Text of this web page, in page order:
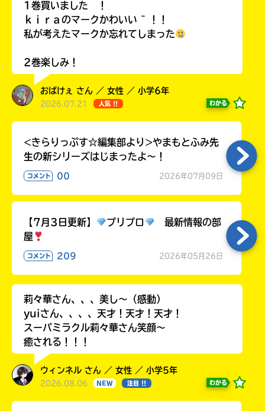
1巻買いました ！
ｋｉｒａのマークかわいい ~ ！！
私が考えたマークか忘れてしまった
2巻楽しみ！
おばけぇ さん ／ 女性 ／ 小学6年
2026.07.21 人気 !! わかる
<きらりっぷす☆編集部より>やまもとふみ先
生の新シリーズはじまったよ～！
コメント 00 2026年07月09日
【7月3日更新】 プリプロ
最新情報の部
屋
コメント 209 2026年05月26日
莉々華さん、、、美し〜（感動）
yuiさん、、、、天才！天才！天才！
スーパミラクル莉々華さん笑顔〜
癒される！！！
ウィンネル さん ／ 女性 ／ 小学5年
2026.08.06 NEW 注目 !! わかる